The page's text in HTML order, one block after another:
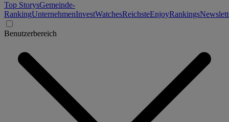
Top StorysGemeinde-
RankingUnternehmenInvestWatchesReichsteEnjoyRankings
Benutzerbereich